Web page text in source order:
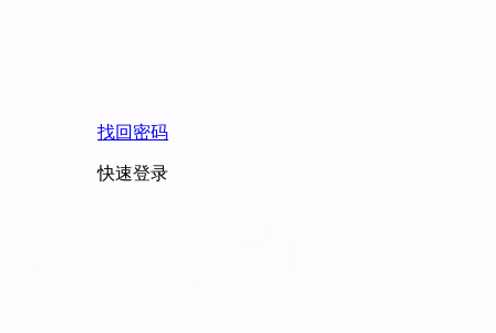
找回密码
快速登录